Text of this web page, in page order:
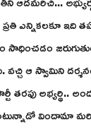
ఎన్నికలకూ ఇది
సాధించడం
వచ్చి ఆ స్వామిని
తరఫు అభ్యర్థి..
విందామా